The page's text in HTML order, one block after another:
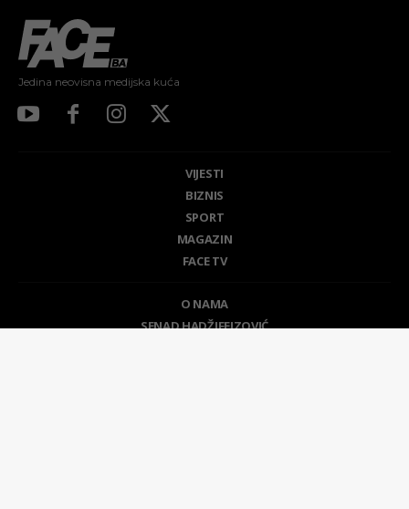
Jedina neovisna medijska kuća
VIJESTI
BIZNIS
SPORT
MAGAZIN
FACE TV
O NAMA
SENAD HADŽIFEJZOVIĆ